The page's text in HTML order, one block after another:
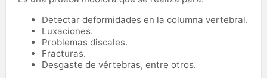
Detectar deformidades en la columna vertebral.
Luxaciones.
Problemas discales.
Fracturas.
Desgaste de vértebras, entre otros.